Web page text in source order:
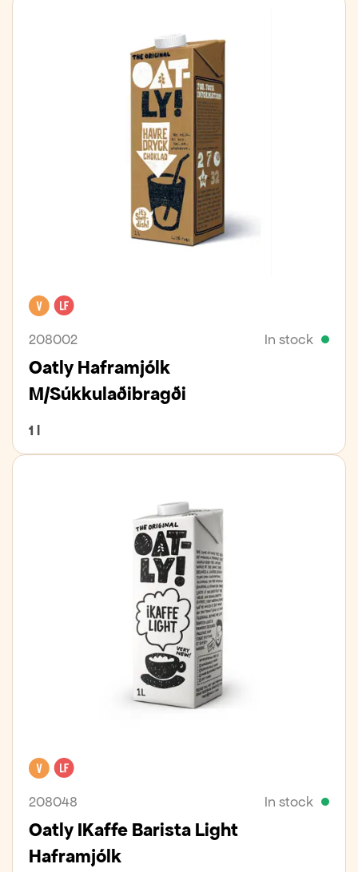
Vegan
208002 In stock
Oatly Haframjólk
M/súkkulaðibragði
1 l
Vegan
208048 In stock
Oatly IKaffe Barista Light
Haframjólk